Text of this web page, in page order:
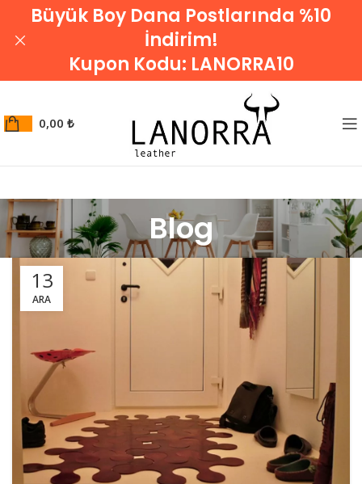
0,00 ₺
Blog
13
ARA
Büyük Boy Dana Postlarında %10
İndirim!
Kupon Kodu: LANORRA10